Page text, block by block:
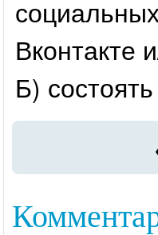
Вконтакте
Б)